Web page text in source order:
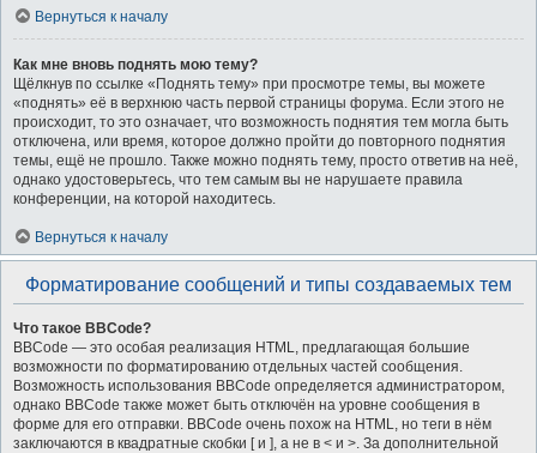
Вернуться к началу
Как мне вновь поднять мою тему?
Щёлкнув по ссылке «Поднять тему» при просмотре темы, вы можете
«поднять» её в верхнюю часть первой страницы форума. Если этого не
происходит, то это означает, что возможность поднятия тем могла быть
отключена, или время, которое должно пройти до повторного поднятия
темы, ещё не прошло. Также можно поднять тему, просто ответив на неё,
однако удостоверьтесь, что тем самым вы не нарушаете правила
конференции, на которой находитесь.
Вернуться к началу
Форматирование сообщений и типы создаваемых тем
Что такое BBCode?
BBCode — это особая реализация HTML, предлагающая большие
возможности по форматированию отдельных частей сообщения.
Возможность использования BBCode определяется администратором,
однако BBCode также может быть отключён на уровне сообщения в
форме для его отправки. BBCode очень похож на HTML, но теги в нём
заключаются в квадратные скобки [ и ], а не в < и >. За дополнительной